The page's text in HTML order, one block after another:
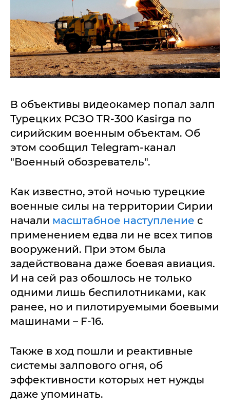
В объективы видеокамер попал залп
Турецких РСЗО TR-300 Kasirga по
сирийским военным объектам. Об
этом сообщил Telegram-канал
"Военный обозреватель".
Как известно, этой ночью турецкие
военные силы на территории Сирии
начали масштабное наступление с
применением едва ли не всех типов
вооружений. При этом была
задействована даже боевая авиация.
И на сей раз обошлось не только
одними лишь беспилотниками, как
ранее, но и пилотируемыми боевыми
машинами – F-16.
Также в ход пошли и реактивные
системы залпового огня, об
эффективности которых нет нужды
даже упоминать.